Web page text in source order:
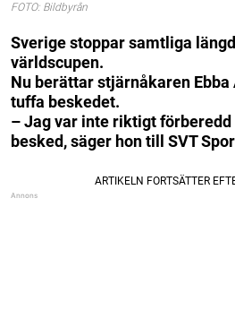
FOTO: Bildbyrån
Sverige stoppar samtliga
världscupen.
Nu berättar stjärnåkaren Ebba
tuffa beskedet.
– Jag var inte riktigt förberedd
besked, säger hon till SVT